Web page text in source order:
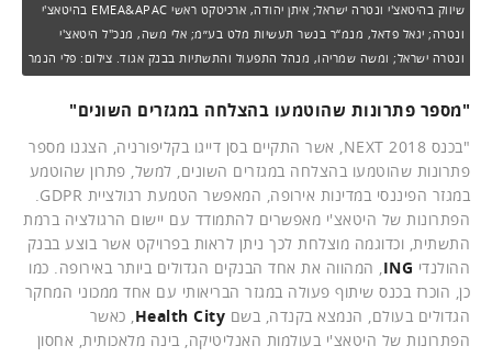
שיווק בהיטאצ'י ונטרה ישראל; איתן יהודה, ארכיטקט ראשי EMEA&APAC בהיטאצ'י
ונטרה; יגאל פדאל, מנמ“ר בנשר תעשיות מלט בע״מ; אלי משה, מנכ"ל היטאצ'י
ונטרה ישראל; ומשה שמריהו, מנהל התפעול והתשתיות בבנק אגוד. צילום: פלי הנמר
"מספר פתרונות שהוטמעו בהצלחה במגזרים השונים"
"בכנס NEXT 2018, אשר התקיים בסן דייגו בקליפורניה, הצגנו מספר
פתרונות שהוטמעו בהצלחה במגזרים השונים, למשל, פתרון שהוטמע
במגזר הפיננסי במדינות אירופה, המאפשר הטמעת רגולציית GDPR.
הפתרונות של היטאצ'י מאפשרים להתמודד עם יישום הרגולציה ברמת
התשתית, וכדוגמה מוצלחת לכך ניתן לראות בפרויקט אשר בוצע בבנק
ההולנדי ING, המהווה את אחד הבנקים הגדולים ביותר באירופה. כמו
כן, הוכרז בכנס שיתוף פעולה במגזר הבריאותי עם אחד ממכוני המחקר
הגדולים בעולם, הנמצא בקנדה, בשם Health City, כאשר
הפתרונות של היטאצ'י בעולמות האנליטיקה, בינה מלאכותית, אחסון